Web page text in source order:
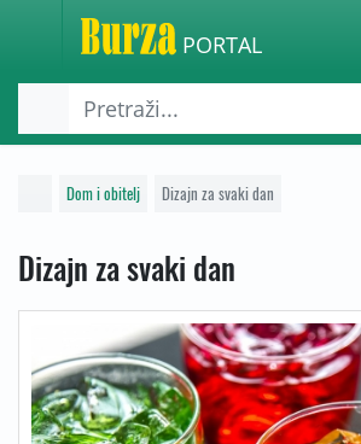
PORTAL
Dom i obitelj Dizajn za svaki dan
Dizajn za svaki dan